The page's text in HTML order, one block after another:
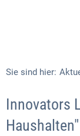
Sie sind hier:
Innovators
Haushalten"